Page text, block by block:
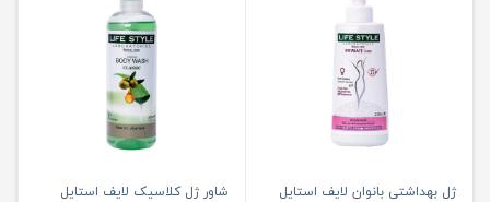
ژل بهداشتی بانوان لایف استایل
شاور ژل کلاسیک لایف استایل